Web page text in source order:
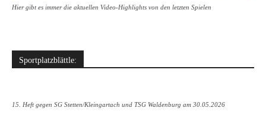
Hier gibt es immer die aktuellen Video-Highlights von den letzten Spielen
Sportplatzblättle:
15. Heft gegen SG Stetten/Kleingartach und TSG Waldenburg am 30.05.2026